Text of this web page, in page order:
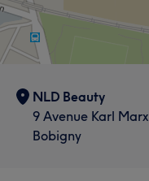
NLD Beauty
9 Avenue Karl Marx
Bobigny